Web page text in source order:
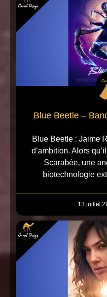
Blue Beetle –
Blue Beetle : Jaime
d’ambition. Alors
Scarabée, une
biotechnologie
13 juillet